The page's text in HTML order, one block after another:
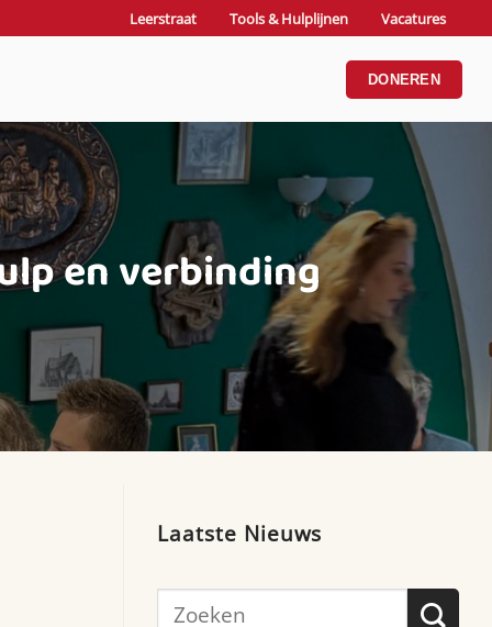
Leerstraat Tools & Hulplijnen Vacatures
DONEREN
en verbinding
Laatste Nieuws